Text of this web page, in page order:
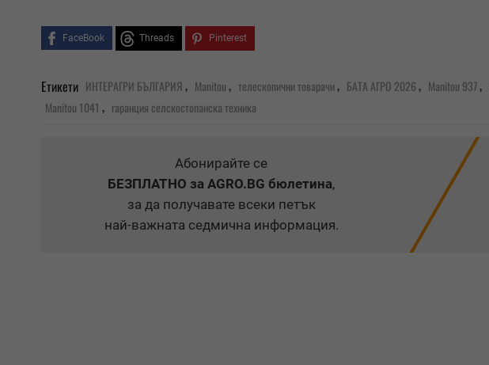
FaceBook Threads Pinterest
Етикети ИНТЕРАГРИ БЪЛГАРИЯ, Manitou, телескопични товарачи, БАТА АГРО 2026, Manitou 937,
Manitou 1041 , гаранция селскостопанска техника
Абонирайте се
БЕЗПЛАТНО за AGRO.BG бюлетина,
за да получавате всеки петък
най-важната седмична информация.